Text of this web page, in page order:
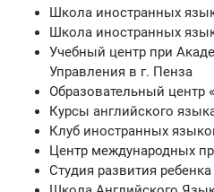
Школа иностранных
Школа иностранных
Учебный центр при
Управления в г. Пенза
Образовательный центр
Курсы английского
Клуб иностранных
Центр международных
Студия развития